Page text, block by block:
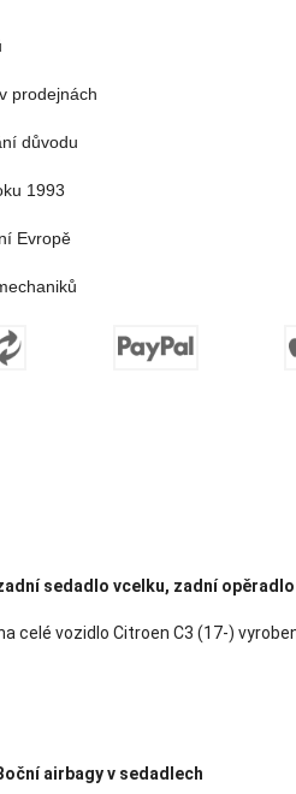
prodejnách
důvodu
1993
Evropě
sedadlo vcelku, zadní
celé vozidlo Citroen C3 (17-)
airbagy v sedadlech